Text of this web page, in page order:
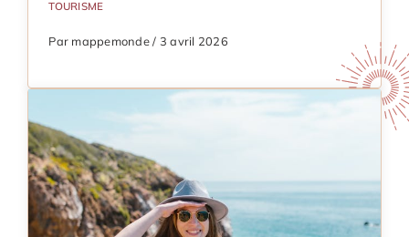
TOURISME
Par mappemonde / 3 avril 2026